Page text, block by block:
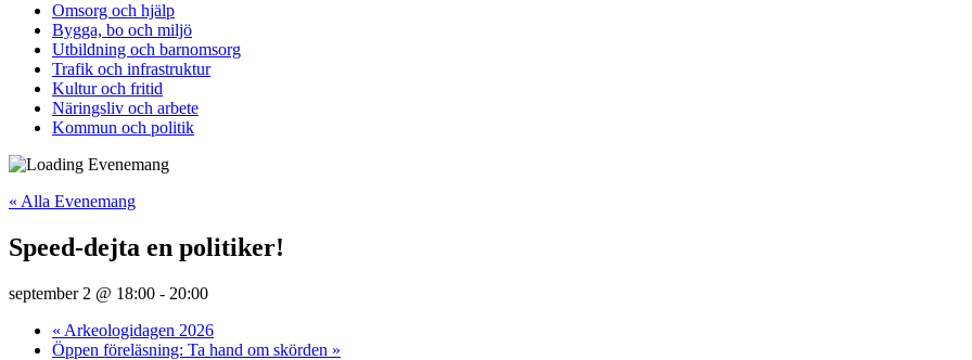
Omsorg och hjälp
Bygga, bo och miljö
Utbildning och barnomsorg
Trafik och infrastruktur
Kultur och fritid
Näringsliv och arbete
Kommun och politik
« Alla Evenemang
Speed-dejta en politiker!
september 2 @ 18:00 - 20:00
« Arkeologidagen 2026
Öppen föreläsning: Ta hand om skörden »